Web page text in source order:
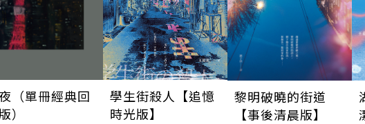
（單冊經典回
）
學生街殺人【追憶
時光版】
黎明破曉的街道
【事後清晨版】